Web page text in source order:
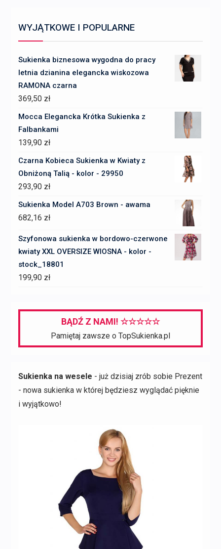
WYJĄTKOWE I POPULARNE
Sukienka biznesowa wygodna do pracy
letnia dzianina elegancka wiskozowa
RAMONA czarna
369,50 zł
Mocca Elegancka Krótka Sukienka z
Falbankami
139,90 zł
Czarna Kobieca Sukienka w Kwiaty z
Obniżoną Talią - kolor - 29950
293,90 zł
Sukienka Model A703 Brown - awama
682,16 zł
Szyfonowa sukienka w bordowo-czerwone
kwiaty XXL OVERSIZE WIOSNA - kolor -
stock_18801
199,90 zł
BĄDŹ Z NAMI! ☆☆☆☆☆
Pamiętaj zawsze o TopSukienka.pl
Sukienka na wesele - już dzisiaj zrób sobie Prezent
- nowa sukienka w której będziesz wyglądać pięknie
i wyjątkowo!